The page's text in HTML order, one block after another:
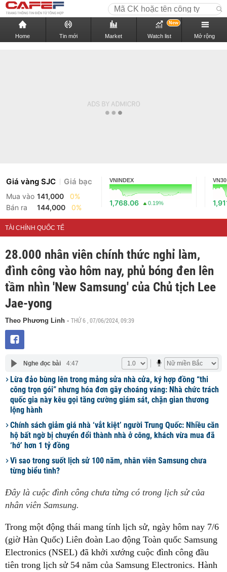
Home Tin mới Market Watch list
New
Mở rộng
Giá vàng SJC Giá bạc
Mua vào 141,000
0%
Bán ra
144,000 0%
VNINDEX
1,768.06 0.19%
VN30
TÀI CHÍNH QUỐC TẾ
28.000 nhân viên chính thức nghỉ làm,
đình công vào hôm nay, phủ bóng đen lên
tầm nhìn 'New Samsung' của Chủ tịch Lee
Jae-yong
Theo Phương Linh - THỨ 6 , 07/06/2024, 09:39
Nghe đọc bài 4:47
Lừa đảo bùng lên trong mảng sửa nhà cửa, ký hợp đồng “thi
công trọn gói” nhưng hóa đơn gây choáng váng: Nhà chức trách
quốc gia này kêu gọi tăng cường giám sát, chặn gian thương
lộng hành
Chính sách giảm giá nhà ‘vắt kiệt’ người Trung Quốc: Nhiều căn
hộ bất ngờ bị chuyển đổi thành nhà ở công, khách vừa mua đã
‘hớ’ hơn 1 tỷ đồng
Vì sao trong suốt lịch sử 100 năm, nhân viên Samsung chưa
từng biểu tình?
Đây là cuộc đình công chưa từng có trong lịch sử của
nhân viên Samsung.
Trong một động thái mang tính lịch sử, ngày hôm nay 7/6
(giờ Hàn Quốc) Liên đoàn Lao động Toàn quốc Samsung
Electronics (NSEL) đã khởi xướng cuộc đình công đầu
tiên trong lịch sử 54 năm của Samsung Electronics. Hành